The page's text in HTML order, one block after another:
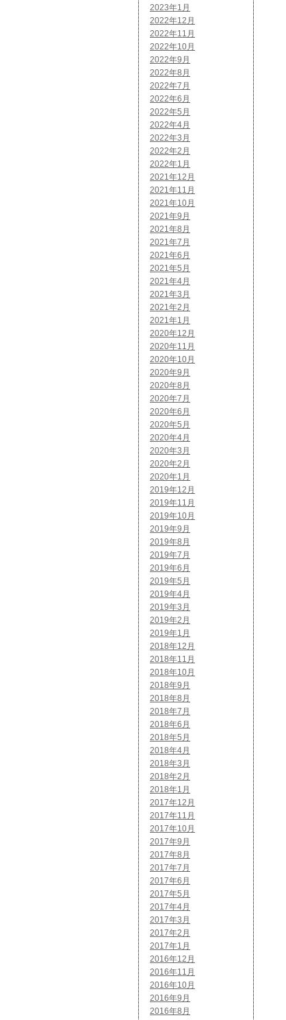
2023年1月
2022年12月
2022年11月
2022年10月
2022年9月
2022年8月
2022年7月
2022年6月
2022年5月
2022年4月
2022年3月
2022年2月
2022年1月
2021年12月
2021年11月
2021年10月
2021年9月
2021年8月
2021年7月
2021年6月
2021年5月
2021年4月
2021年3月
2021年2月
2021年1月
2020年12月
2020年11月
2020年10月
2020年9月
2020年8月
2020年7月
2020年6月
2020年5月
2020年4月
2020年3月
2020年2月
2020年1月
2019年12月
2019年11月
2019年10月
2019年9月
2019年8月
2019年7月
2019年6月
2019年5月
2019年4月
2019年3月
2019年2月
2019年1月
2018年12月
2018年11月
2018年10月
2018年9月
2018年8月
2018年7月
2018年6月
2018年5月
2018年4月
2018年3月
2018年2月
2018年1月
2017年12月
2017年11月
2017年10月
2017年9月
2017年8月
2017年7月
2017年6月
2017年5月
2017年4月
2017年3月
2017年2月
2017年1月
2016年12月
2016年11月
2016年10月
2016年9月
2016年8月